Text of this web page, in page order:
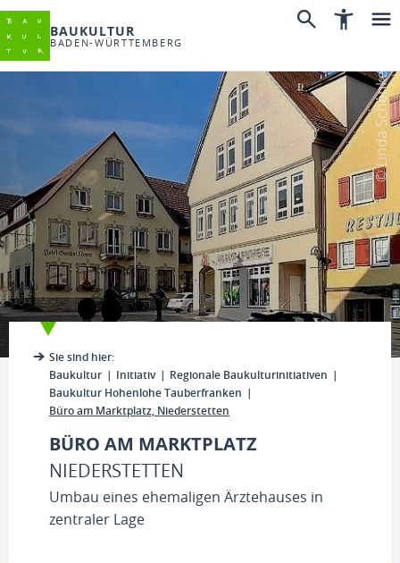
BAUKULTUR
BADEN-WÜRTTEMBERG
© Linda Schenkel
Sie sind hier:
Baukultur
Initiativ
Regionale Baukulturinitiativen
Baukultur Hohenlohe Tauberfranken
Büro am Marktplatz, Niederstetten
BÜRO AM MARKTPLATZ
NIEDERSTETTEN
Umbau eines ehemaligen Ärztehauses in
zentraler Lage